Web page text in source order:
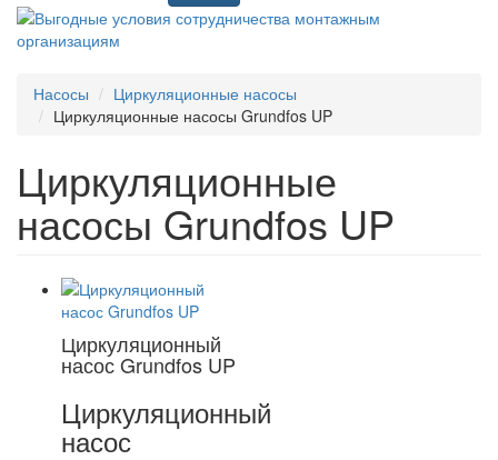
Насосы
Циркуляционные насосы
Циркуляционные насосы Grundfos UP
Циркуляционные
насосы Grundfos UP
Циркуляционный
насос Grundfos UP
Циркуляционный
насос